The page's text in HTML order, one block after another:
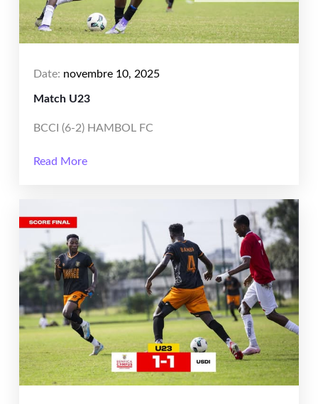
Date: novembre 10, 2025
Match U23
BCCI (6-2) HAMBOL FC
Read More